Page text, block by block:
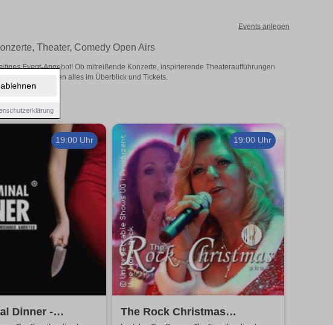
Events anlegen
Theater, Comedy Open Airs
Event-Angebot! Ob mitreißende Konzerte, inspirierende Theateraufführungen
– hier finden alles im Überblick und Tickets.
19:00 Uhr
Dinner -
19:00 Uhr
The Rock Christmas